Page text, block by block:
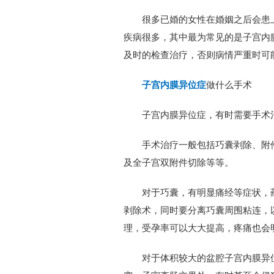
很多已婚的女性在婚姻之后会
疾病很多，其中最为常见的是子宫
及时的检查治疗，否则病情严重时
子宫内膜异位症做什么手术
子宫内膜异位症，有时需要手术
手术治疗一般包括巧囊剥除、
及全子宫双附件切除等等。
对于巧囊，有明显痛经等症状
剥除术，同时要分离巧囊周围粘连
理，受孕率可以大大提高，疼痛也会
对于体积较大的盆腔子宫内膜